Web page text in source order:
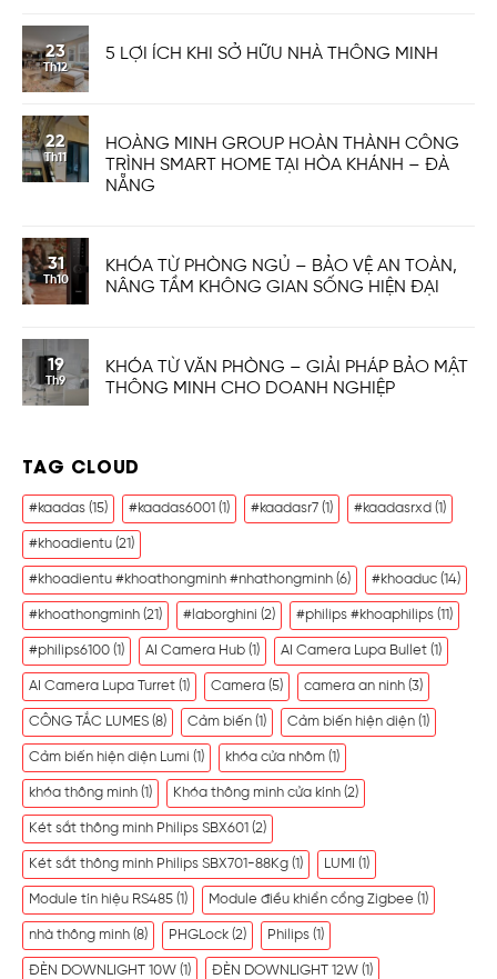
23
Th12
5 LỢI ÍCH KHI SỞ HỮU NHÀ THÔNG MINH
22
Th11
HOÀNG MINH GROUP HOÀN THÀNH CÔNG
TRÌNH SMART HOME TẠI HÒA KHÁNH – ĐÀ
NẴNG
31
Th10
KHÓA TỪ PHÒNG NGỦ – BẢO VỆ AN TOÀN,
NÂNG TẦM KHÔNG GIAN SỐNG HIỆN ĐẠI
19
Th9
KHÓA TỪ VĂN PHÒNG – GIẢI PHÁP BẢO MẬT
THÔNG MINH CHO DOANH NGHIỆP
TAG CLOUD
#kaadas (15) #kaadas6001 (1) #kaadasr7 (1) #kaadasrxd (1)
#khoadientu (21)
#khoadientu #khoathongminh #nhathongminh (6) #khoaduc (14)
#khoathongminh (21) #laborghini (2) #philips #khoaphilips (11)
#philips6100 (1) AI Camera Hub (1) AI Camera Lupa Bullet (1)
AI Camera Lupa Turret (1) Camera (5) camera an ninh (3)
CÔNG TẮC LUMES (8) Cảm biến (1) Cảm biến hiện diện (1)
Cảm biến hiện diện Lumi (1) khóa cửa nhôm (1)
khóa thông minh (1) Khóa thông minh cửa kính (2)
Két sắt thông minh Philips SBX601 (2)
Két sắt thông minh Philips SBX701-88Kg (1) LUMI (1)
Module tín hiệu RS485 (1) Module điều khiển cổng Zigbee (1)
nhà thông minh (8) PHGLock (2) Philips (1)
ĐÈN DOWNLIGHT 10W (1) ĐÈN DOWNLIGHT 12W (1)